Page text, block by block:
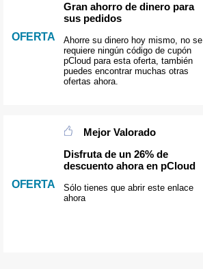
OFERTA
Gran ahorro de dinero para
sus pedidos
Ahorre su dinero hoy mismo, no se
requiere ningún código de cupón
pCloud para esta oferta, también
puedes encontrar muchas otras
ofertas ahora.
OFERTA
Mejor Valorado
Disfruta de un 26% de
descuento ahora en pCloud
Sólo tienes que abrir este enlace
ahora